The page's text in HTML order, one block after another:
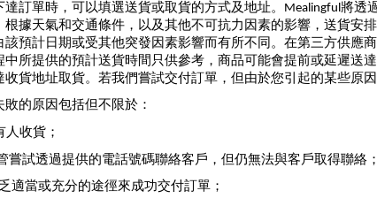
達訂單時，可以填選送貨或取貨的方式及地址。Mealingful將
根據天氣和交通條件，以及其他不可抗力因素的影響，送貨安
該預計日期或受其他突發因素影響而有所不同。在第三方供
中所提供的預計送貨時間只供參考，商品可能會提前或延遲送
收貨地址取貨。若我們嘗試交付訂單，但由於您引起的某些原
敗的原因包括但不限於：
人收貨；
嘗試透過提供的電話號碼聯絡客戶，但仍無法與客戶取得聯絡；
適當或充分的途徑來成功交付訂單；